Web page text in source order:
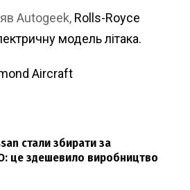
Autogeek, Rolls-Royce
модель літака.
Aircraft
стали збирати за
це здешевило виробництво